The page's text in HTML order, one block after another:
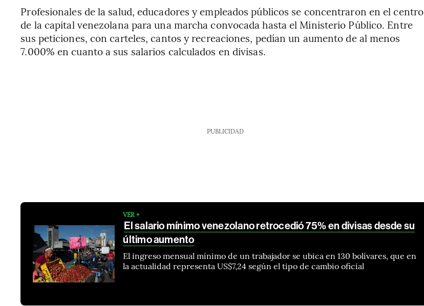
Profesionales de la salud, educadores y empleados públicos se concentraron en el centro
de la capital venezolana para una marcha convocada hasta el Ministerio Público. Entre
sus peticiones, con carteles, cantos y recreaciones, pedían un aumento de al menos
7.000% en cuanto a sus salarios calculados en divisas.
PUBLICIDAD
VER +
El salario mínimo venezolano retrocedió 75% en divisas desde su
último aumento
El ingreso mensual mínimo de un trabajador se ubica en 130 bolívares, que en
la actualidad representa US$7,24 según el tipo de cambio oficial